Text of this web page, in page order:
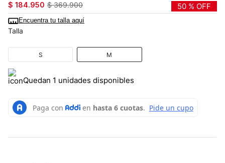
$ 184.950 $ 369.900 50 % OFF
Encuentra tu talla aquí
Talla
S M
Quedan 1 unidades disponibles